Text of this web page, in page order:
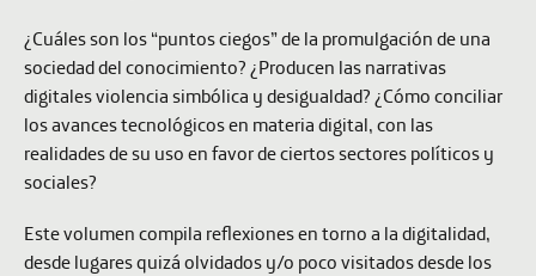
¿Cuáles son los “puntos ciegos” de la promulgación de una
sociedad del conocimiento? ¿Producen las narrativas
digitales violencia simbólica y desigualdad? ¿Cómo conciliar
los avances tecnológicos en materia digital, con las
realidades de su uso en favor de ciertos sectores políticos y
sociales?
Este volumen compila reflexiones en torno a la digitalidad,
desde lugares quizá olvidados y/o poco visitados desde los